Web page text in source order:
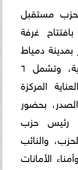
بحزب مستقبل
غرفة
بمدينة دمياط
الجديدة لوحدة السكتة الدماغية، وتشمل ٦
المركزة
بحضور
رئيس حزب
والنائب
الأمانات